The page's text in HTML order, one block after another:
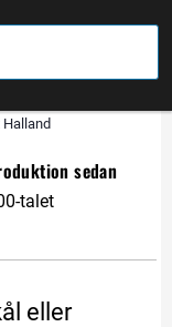
sedan
talet
eller